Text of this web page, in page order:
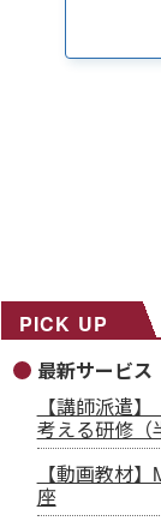
PICK UP
最新サービス
【講師派遣
考える研修（
【動画教材
座